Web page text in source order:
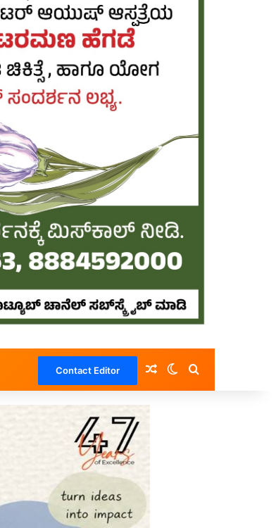
Contact Editor Random Article
Switch skin
Search for